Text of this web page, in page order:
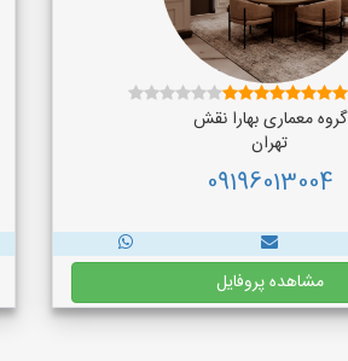
گروه معماری بهارا نقش
تهران
09196013004
مشاهده پروفایل